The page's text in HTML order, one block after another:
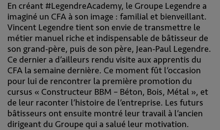
En créant #LegendreAcademy, le Groupe Legendre a
imaginé un CFA à son image : familial et bienveillant.
Vincent Legendre tient son envie de transmettre le
métier manuel riche et indispensable de bâtisseur de
son grand-père, puis de son père, Jean-Paul Legendre.
Ce dernier a d’ailleurs rendu visite aux apprentis du
CFA la semaine dernière. Ce moment fût l’occasion
pour lui de rencontrer la première promotion du
cursus « Constructeur BBM – Béton, Bois, Métal », et
de leur raconter l’histoire de l’entreprise. Les futurs
bâtisseurs ont ensuite montré leur travail à l’ancien
dirigeant du Groupe qui a salué leur motivation.